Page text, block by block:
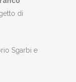
di
Sgarbi e